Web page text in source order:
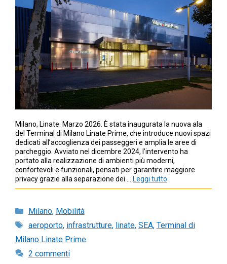
Milano, Linate. Marzo 2026. È stata inaugurata la nuova ala
del Terminal di Milano Linate Prime, che introduce nuovi spazi
dedicati all’accoglienza dei passeggeri e amplia le aree di
parcheggio. Avviato nel dicembre 2024, l’intervento ha
portato alla realizzazione di ambienti più moderni,
confortevoli e funzionali, pensati per garantire maggiore
privacy grazie alla separazione dei … Leggi tutto
Categorie
Milano, Mobilità
Tag
aeroporto, infrastrutture, linate, SEA, Terminal di
Milano Linate Prime
2 commenti